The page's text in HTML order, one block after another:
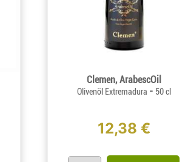
Clemen, ArabescOil
Olivenöl Extremadura - 50 cl
12,38 €